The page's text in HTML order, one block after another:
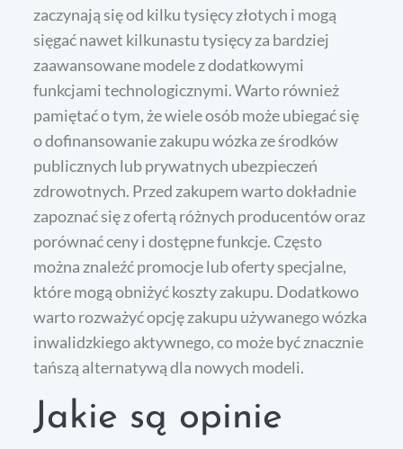
zaczynają się od kilku tysięcy złotych i mogą
sięgać nawet kilkunastu tysięcy za bardziej
zaawansowane modele z dodatkowymi
funkcjami technologicznymi. Warto również
pamiętać o tym, że wiele osób może ubiegać się
o dofinansowanie zakupu wózka ze środków
publicznych lub prywatnych ubezpieczeń
zdrowotnych. Przed zakupem warto dokładnie
zapoznać się z ofertą różnych producentów oraz
porównać ceny i dostępne funkcje. Często
można znaleźć promocje lub oferty specjalne,
które mogą obniżyć koszty zakupu. Dodatkowo
warto rozważyć opcję zakupu używanego wózka
inwalidzkiego aktywnego, co może być znacznie
tańszą alternatywą dla nowych modeli.
Jakie są opinie